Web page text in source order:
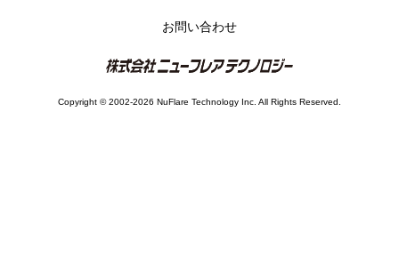
お問い合わせ
Copyright © 2002-2026 NuFlare Technology Inc. All Rights Reserved.